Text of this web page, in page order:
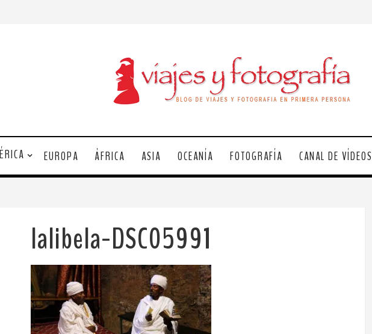
EUROPA ÁFRICA ASIA OCEANÍA FOTOGRAFÍA CANAL DE VÍDEOS
lalibela-DSC05991